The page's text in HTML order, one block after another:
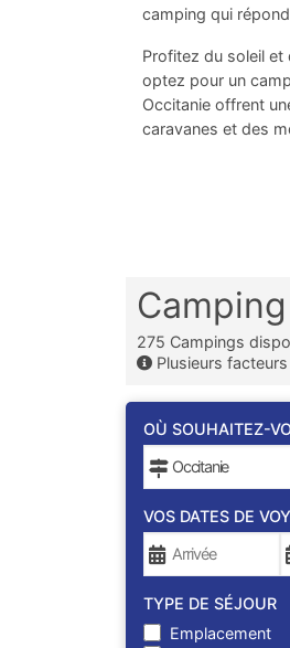
camping qui
Profitez du soleil
optez pour un
Occitanie offrent
caravanes et des
275 Campings
Plusieurs
OÙ SOUHAITEZ-
VOS DATES DE
TYPE DE SÉJOUR
Emplacement